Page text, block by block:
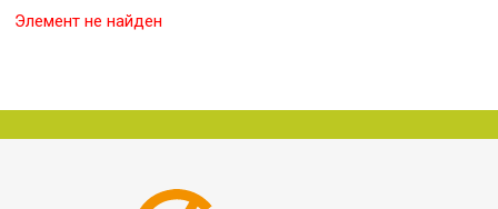
Элемент не найден